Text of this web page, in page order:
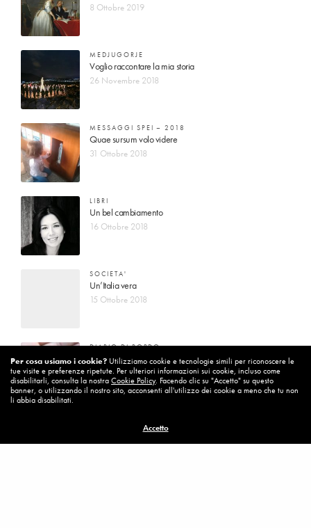
8 Ottobre 2019
MEDJUGORJE
Voglio raccontare la mia storia
26 Novembre 2018
MESSAGGI SPEI – 2018
Quae sursum volo videre
31 Ottobre 2018
LIBRI
Un bel cambiamento
16 Ottobre 2018
SOCIETA'
Un’Italia vera
15 Ottobre 2018
DIARIO DI BORDO
La vita vince sempre
8 Ottobre 2018
Per cambiare ci vuole coraggio
8 Ottobre 2018
Per cosa usiamo i cookie? Utilizziamo cookie e tecnologie simili per riconoscere le
tue visite e preferenze ripetute. Per ulteriori informazioni sui cookie, incluso come
disabilitarli, consulta la nostraCookie Policy. Facendo clic su "Accetto" su questo
banner, o utilizzando il nostro sito, acconsenti all'utilizzo dei cookie a meno che tu non
li abbia disabilitati.
Accetto